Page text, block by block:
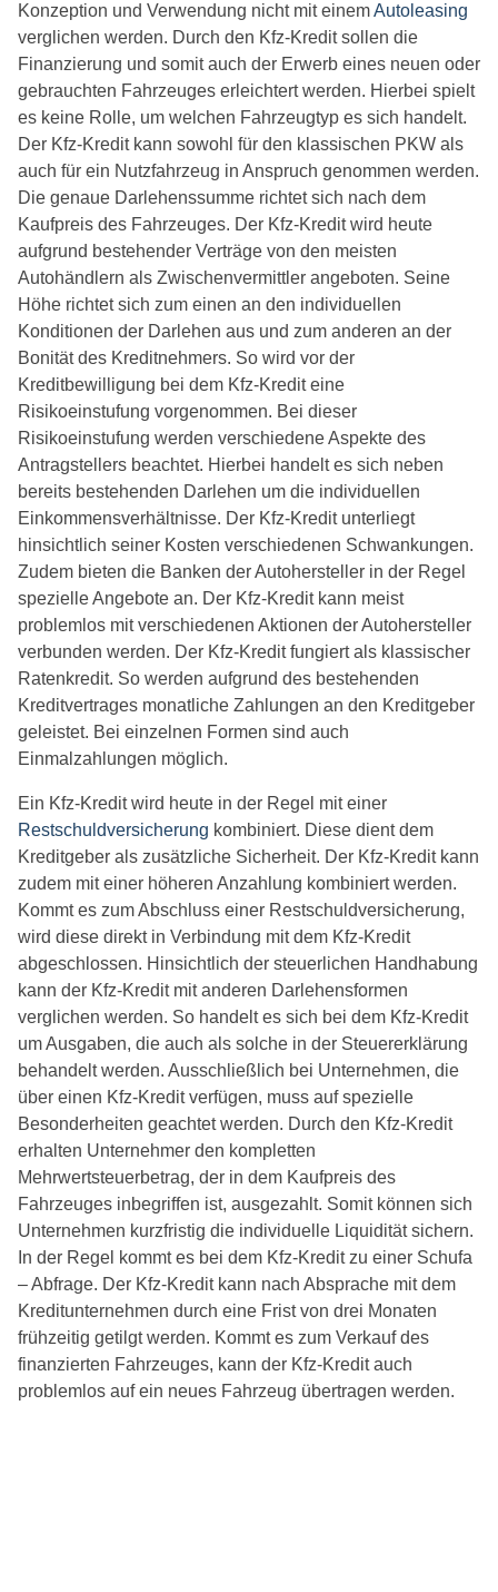
Konzeption und Verwendung nicht mit einemAutoleasing
verglichen werden. Durch den Kfz-Kredit sollen die
Finanzierung und somit auch der Erwerb eines neuen oder
gebrauchten Fahrzeuges erleichtert werden. Hierbei spielt
es keine Rolle, um welchen Fahrzeugtyp es sich handelt.
Der Kfz-Kredit kann sowohl für den klassischen PKW als
auch für ein Nutzfahrzeug in Anspruch genommen werden.
Die genaue Darlehenssumme richtet sich nach dem
Kaufpreis des Fahrzeuges. Der Kfz-Kredit wird heute
aufgrund bestehender Verträge von den meisten
Autohändlern als Zwischenvermittler angeboten. Seine
Höhe richtet sich zum einen an den individuellen
Konditionen der Darlehen aus und zum anderen an der
Bonität des Kreditnehmers. So wird vor der
Kreditbewilligung bei dem Kfz-Kredit eine
Risikoeinstufung vorgenommen. Bei dieser
Risikoeinstufung werden verschiedene Aspekte des
Antragstellers beachtet. Hierbei handelt es sich neben
bereits bestehenden Darlehen um die individuellen
Einkommensverhältnisse. Der Kfz-Kredit unterliegt
hinsichtlich seiner Kosten verschiedenen Schwankungen.
Zudem bieten die Banken der Autohersteller in der Regel
spezielle Angebote an. Der Kfz-Kredit kann meist
problemlos mit verschiedenen Aktionen der Autohersteller
verbunden werden. Der Kfz-Kredit fungiert als klassischer
Ratenkredit. So werden aufgrund des bestehenden
Kreditvertrages monatliche Zahlungen an den Kreditgeber
geleistet. Bei einzelnen Formen sind auch
Einmalzahlungen möglich.
Ein Kfz-Kredit wird heute in der Regel mit einer
Restschuldversicherung kombiniert. Diese dient dem
Kreditgeber als zusätzliche Sicherheit. Der Kfz-Kredit kann
zudem mit einer höheren Anzahlung kombiniert werden.
Kommt es zum Abschluss einer Restschuldversicherung,
wird diese direkt in Verbindung mit dem Kfz-Kredit
abgeschlossen. Hinsichtlich der steuerlichen Handhabung
kann der Kfz-Kredit mit anderen Darlehensformen
verglichen werden. So handelt es sich bei dem Kfz-Kredit
um Ausgaben, die auch als solche in der Steuererklärung
behandelt werden. Ausschließlich bei Unternehmen, die
über einen Kfz-Kredit verfügen, muss auf spezielle
Besonderheiten geachtet werden. Durch den Kfz-Kredit
erhalten Unternehmer den kompletten
Mehrwertsteuerbetrag, der in dem Kaufpreis des
Fahrzeuges inbegriffen ist, ausgezahlt. Somit können sich
Unternehmen kurzfristig die individuelle Liquidität sichern.
In der Regel kommt es bei dem Kfz-Kredit zu einer Schufa
– Abfrage. Der Kfz-Kredit kann nach Absprache mit dem
Kreditunternehmen durch eine Frist von drei Monaten
frühzeitig getilgt werden. Kommt es zum Verkauf des
finanzierten Fahrzeuges, kann der Kfz-Kredit auch
problemlos auf ein neues Fahrzeug übertragen werden.